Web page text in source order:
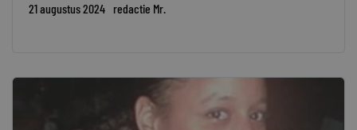
21 augustus 2024 redactie Mr.